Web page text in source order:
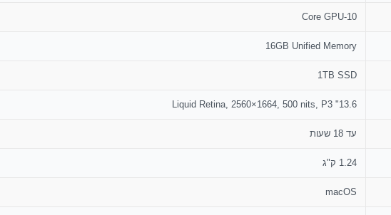
10-Core GPU
16GB Unified Memory
1TB SSD
13.6" Liquid Retina, 2560×1664, 500 nits, P3
עד 18 שעות
1.24 ק"ג
macOS